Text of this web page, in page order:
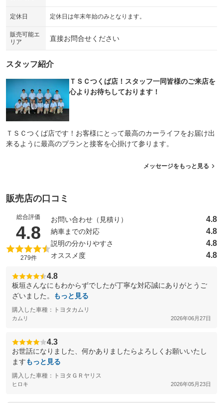
定休日 定休日は年末年始のみとなります。
販売可能エ
リア
直接お問合せください
スタッフ紹介
ＴＳＣつくば店！スタッフ一同皆様のご来店を
心よりお待ちしております！
ＴＳＣつくば店です！お客様にとって最高のカーライフをお届け出
来るように最高のプランと接客を心掛けて参ります。
メッセージをもっと見る
販売店の口コミ
総合評価
4.8 （5点満点中）
279件
お問い合わせ（見積り） 4.8
納車までの対応 4.8
説明の分かりやすさ 4.8
オススメ度 4.8
4.8
板垣さんなにもわからずでしたが丁寧な対応誠にありがとうご
ざいました。
もっと見る
購入した車種：トヨタカムリ
カムリ 2026年06月27日
4.3
お世話になりました、何かありましたらよろしくお願いいたし
ますもっと見る
購入した車種：トヨタＧＲヤリス
ヒロキ 2026年05月23日